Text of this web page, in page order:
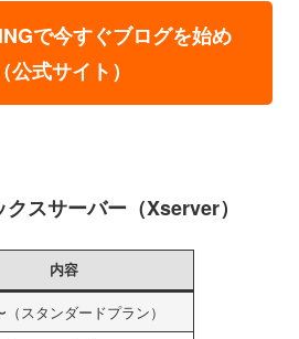
で今すぐブログを始め
公式サイト）
スサーバー（Xserver）
内容
（スタンダードプラン）